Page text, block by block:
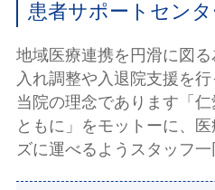
患者サポートセンタ
地域医療連携を円滑に図
入れ調整や入退院支援を行
当院の理念であります「
ともに」をモットーに、
ズに運べるようスタッフ一